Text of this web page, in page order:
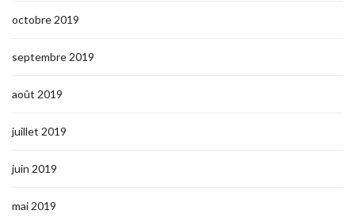
octobre 2019
septembre 2019
août 2019
juillet 2019
juin 2019
mai 2019